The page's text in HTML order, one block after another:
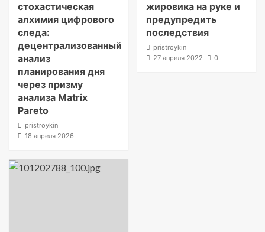
стохастическая
алхимия цифрового
следа:
децентрализованный
анализ
планирования дня
через призму
анализа Matrix
Pareto
pristroykin_
18 апреля 2026
жировика на руке и
предупредить
последствия
pristroykin_
27 апреля 2022
0